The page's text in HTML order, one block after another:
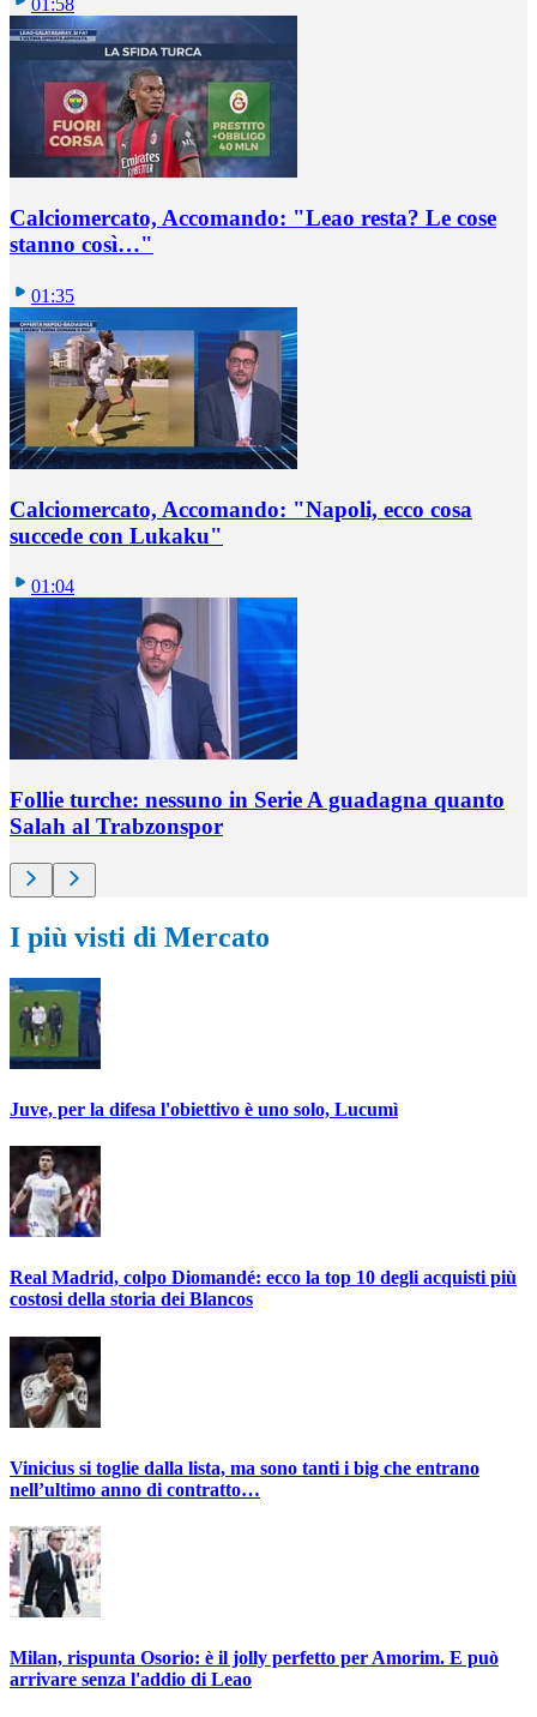
01:58
Calciomercato, Accomando: "Leao resta? Le cose
stanno così…"
01:35
Calciomercato, Accomando: "Napoli, ecco cosa
succede con Lukaku"
01:04
Follie turche: nessuno in Serie A guadagna quanto
Salah al Trabzonspor
I più visti di Mercato
Juve, per la difesa l'obiettivo è uno solo, Lucumì
Real Madrid, colpo Diomandé: ecco la top 10 degli acquisti più
costosi della storia dei Blancos
Vinicius si toglie dalla lista, ma sono tanti i big che entrano
nell’ultimo anno di contratto…
Milan, rispunta Osorio: è il jolly perfetto per Amorim. E può
arrivare senza l'addio di Leao